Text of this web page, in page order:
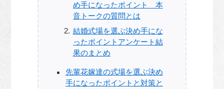
め手になったポイント 本
音トークの質問とは
結婚式場を選ぶ決め手にな
ったポイントアンケート結
果のまとめ
先輩花嫁達の式場を選ぶ決め
手になったポイントと対策と